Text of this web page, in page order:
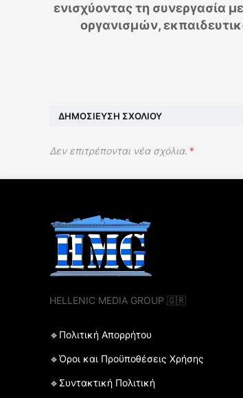
ενισχύοντας τη συνεργασία
οργανισμών,
ΔΗΜΟΣΊΕΥΣΗ ΣΧΟΛΊΟΥ
Δεν επιτρέπονται νέα σχόλια. *
HELLENIC MEDIA GROUP 🇬🇷
🔹Πολιτική Απορρήτου
🔹Όροι και Προϋποθέσεις Χρήσης
🔹Συντακτική Πολιτική